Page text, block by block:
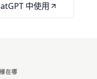
中使用
在哪